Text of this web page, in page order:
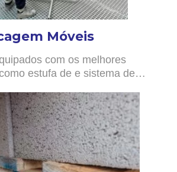
Móveis
com os melhores
estufa de e sistema de…